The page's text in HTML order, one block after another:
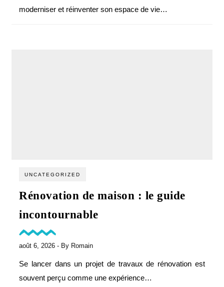
moderniser et réinventer son espace de vie…
UNCATEGORIZED
Rénovation de maison : le guide
incontournable
août 6, 2026 - By Romain
Se lancer dans un projet de travaux de rénovation est
souvent perçu comme une expérience…